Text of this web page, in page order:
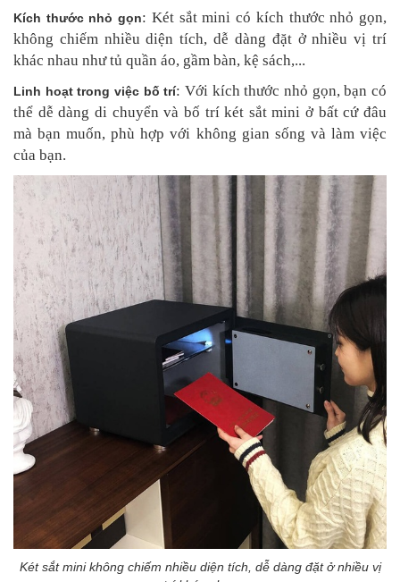
Kích thước nhỏ gọn: Két sắt mini có kích thước nhỏ gọn,
không chiếm nhiều diện tích, dễ dàng đặt ở nhiều vị trí
khác nhau như tủ quần áo, gầm bàn, kệ sách,...
Linh hoạt trong việc bố trí: Với kích thước nhỏ gọn, bạn có
thể dễ dàng di chuyển và bố trí két sắt mini ở bất cứ đâu
mà bạn muốn, phù hợp với không gian sống và làm việc
của bạn.
Két sắt mini không chiếm nhiều diện tích, dễ dàng đặt ở nhiều vị